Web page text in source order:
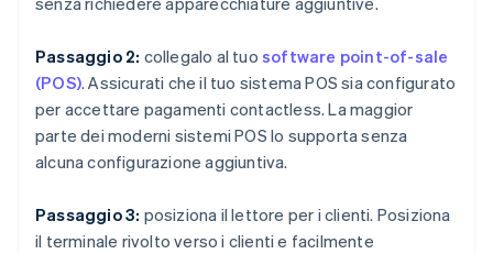
Passaggio 2: collegalo al tuosoftware point-of-sale
(POS). Assicurati che il tuo sistema POS sia configurato
per accettare pagamenti contactless. La maggior
parte dei moderni sistemi POS lo supporta senza
alcuna configurazione aggiuntiva.
Passaggio 3: posiziona il lettore per i clienti. Posiziona
il terminale rivolto verso i clienti e facilmente